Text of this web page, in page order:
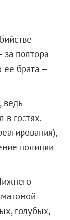
за полтора
ее брата —
ведь
в гостях.
полиции
голубых,